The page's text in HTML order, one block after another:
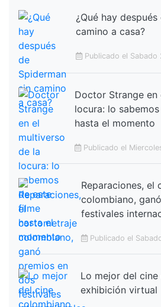
¿Qué hay
camino a casa?
Publicado el
Doctor Strange
locura: lo
hasta el momento
Publicado el
Reparaciones, el
colombiano,
festivales
Publicado el
Lo mejor del
exhibición virtual